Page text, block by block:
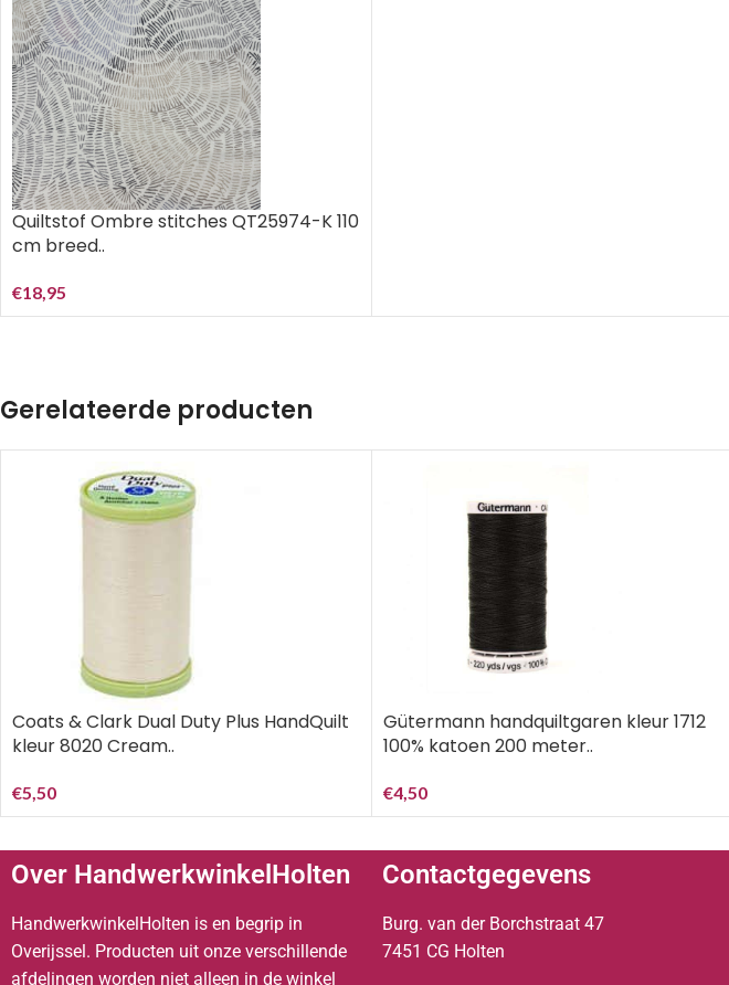
Quiltstof Ombre stitches QT25974-K 110
cm breed..
€18,95
Gerelateerde producten
Coats & Clark Dual Duty Plus HandQuilt
kleur 8020 Cream..
€5,50
Gütermann handquiltgaren kleur 1712
100% katoen 200 meter..
€4,50
Over HandwerkwinkelHolten
HandwerkwinkelHolten is en begrip in
Overijssel. Producten uit onze verschillende
afdelingen worden niet alleen in de winkel
Contactgegevens
Burg. van der Borchstraat 47
7451 CG Holten